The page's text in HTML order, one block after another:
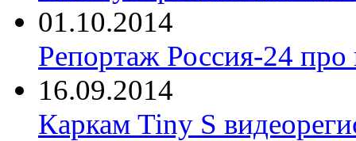
01.10.2014
Репортаж Россия-24 про
16.09.2014
Каркам Tiny S